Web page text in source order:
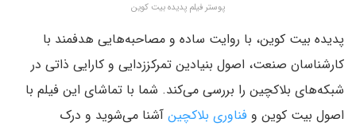
پوستر فیلم پدیده بیت کوین
پدیده بیت کوین، با روایت ساده و مصاحبه‌هایی هدفمند با
کارشناسان صنعت، اصول بنیادین تمرکززدایی و کارایی ذاتی در
شبکه‌های بلاکچین را بررسی می‌کند. شما با تماشای این فیلم با
اصول بیت کوین و فناوری بلاکچین آشنا می‌شوید و درک